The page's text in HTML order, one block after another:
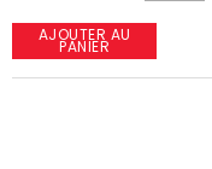
AJOUTER AU
PANIER